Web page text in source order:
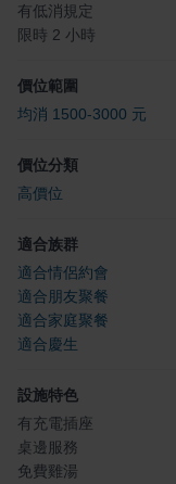
有低消規定
限時 2 小時
價位範圍
均消 1500-3000 元
價位分類
高價位
適合族群
適合情侶約會
適合朋友聚餐
適合家庭聚餐
適合慶生
設施特色
有充電插座
桌邊服務
免費雞湯